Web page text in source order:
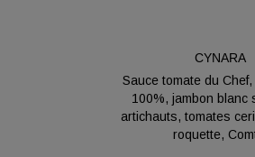
CYNARA
Sauce tomate du
100%, jambon blanc
artichauts, tomates
roquette,